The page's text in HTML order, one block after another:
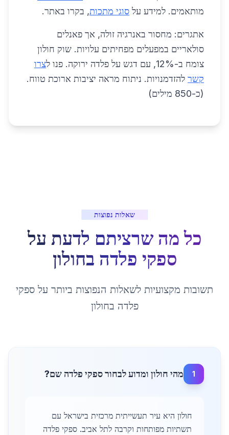
מותאמים. למידע על סוגי מתכות, בקרו באתר.
אתגרים: מחסור באנרגיה זולה, אך פאנלים
סולאריים במפעלים מפחיתים עלויות. שוק חולון
צומח ב-12%, עם דגש על פלדה ירוקה. פנו ל
צרו
קשר להזדמנויות. ניתוח מראה יציבות ארוכת טווח.
(כ-850 מילים)
שאלות נפוצות
כל מה שרציתם לדעת על
ספקי פלדה בחולון
תשובות מקצועיות לשאלות הנפוצות ביותר על ספקי
פלדה בחולון
1 מהי חולון ומדוע לבחור ספקי פלדה שם?
חולון היא עיר תעשייתית מרכזית בישראל עם
תשתיות מפותחות וקרבה לתל אביב. ספקי פלדה